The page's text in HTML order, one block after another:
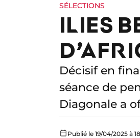
SÉLECTIONS
ILIES
Décisif en
séance de
Diagonale a
Publié le 19/04/2025 à